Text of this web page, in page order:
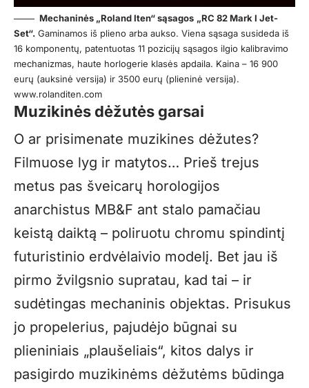
Mechaninės „Roland Iten“ sąsagos „RC 82 Mark I Jet-
Set“. Gaminamos iš plieno arba aukso. Viena sąsaga susideda iš
16 komponentų, patentuotas 11 pozicijų sąsagos ilgio kalibravimo
mechanizmas, haute horlogerie klasės apdaila. Kaina – 16 900
eurų (auksinė versija) ir 3500 eurų (plieninė versija).
www.rolanditen.com
Muzikinės dėžutės garsai
O ar prisimenate muzikines dėžutes?
Filmuose lyg ir matytos… Prieš trejus
metus pas šveicarų horologijos
anarchistus MB&F ant stalo pamačiau
keistą daiktą – poliruotu chromu spindintį
futuristinio erdvėlaivio modelį. Bet jau iš
pirmo žvilgsnio supratau, kad tai – ir
sudėtingas mechaninis objektas. Prisukus
jo propelerius, pajudėjo būgnai su
plieniniais „plaušeliais“, kitos dalys ir
pasigirdo muzikinėms dėžutėms būdinga